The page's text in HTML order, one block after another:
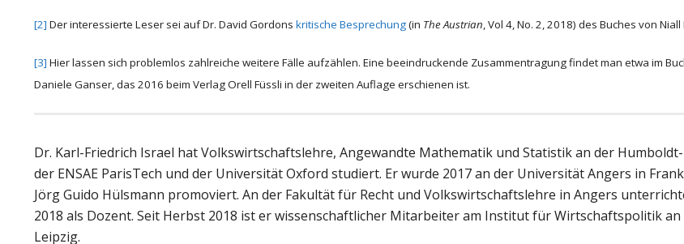
[2] Der interessierte Leser sei auf Dr. David Gordons kritische Besprechung(in The Austrian, Vol 4, No. 2, 2018) des Buches von
[3] Hier lassen sich problemlos zahlreiche weitere Fälle aufzählen. Eine beeindruckende Zusammentragung findet man etwa im
Daniele Ganser, das 2016 beim Verlag Orell Füssli in der zweiten Auflage erschienen ist.
Dr. Karl-Friedrich Israel hat Volkswirtschaftslehre, Angewandte Mathematik und Statistik an der
der ENSAE ParisTech und der Universität Oxford studiert. Er wurde 2017 an der Universität Angers in
Jörg Guido Hülsmann promoviert. An der Fakultät für Recht und Volkswirtschaftslehre in Angers
2018 als Dozent. Seit Herbst 2018 ist er wissenschaftlicher Mitarbeiter am Institut für Wirtschaftspolitik
Leipzig.